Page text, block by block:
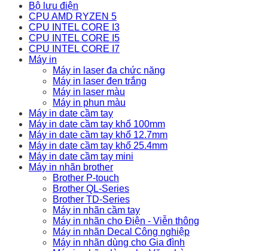
Bộ lưu điện
CPU AMD RYZEN 5
CPU INTEL CORE I3
CPU INTEL CORE I5
CPU INTEL CORE I7
Máy in
Máy in laser đa chức năng
Máy in laser đen trắng
Máy in laser màu
Máy in phun màu
Máy in date cầm tay
Máy in date cầm tay khổ 100mm
Máy in date cầm tay khổ 12.7mm
Máy in date cầm tay khổ 25.4mm
Máy in date cầm tay mini
Máy in nhãn brother
Brother P-touch
Brother QL-Series
Brother TD-Series
Máy in nhãn cầm tay
Máy in nhãn cho Điện - Viễn thông
Máy in nhãn Decal Công nghiệp
Máy in nhãn dùng cho Gia đình